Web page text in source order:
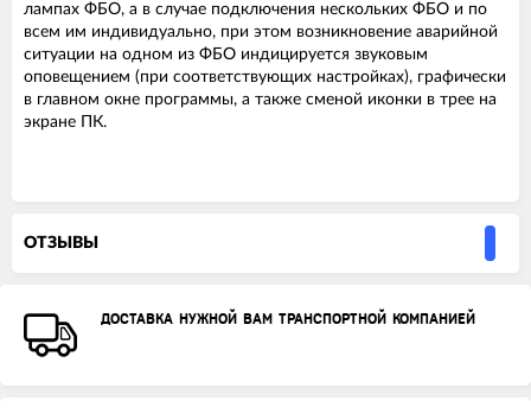
лампах ФБО, а в случае подключения нескольких ФБО и по
всем им индивидуально, при этом возникновение аварийной
ситуации на одном из ФБО индицируется звуковым
оповещением (при соответствующих настройках), графически
в главном окне программы, а также сменой иконки в трее на
экране ПК.
ОТЗЫВЫ
ДОСТАВКА НУЖНОЙ ВАМ ТРАНСПОРТНОЙ КОМПАНИЕЙ